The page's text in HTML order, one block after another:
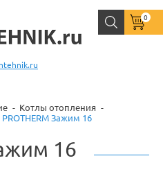
0
Котлы отопления
PROTHERM Зажим 16
16